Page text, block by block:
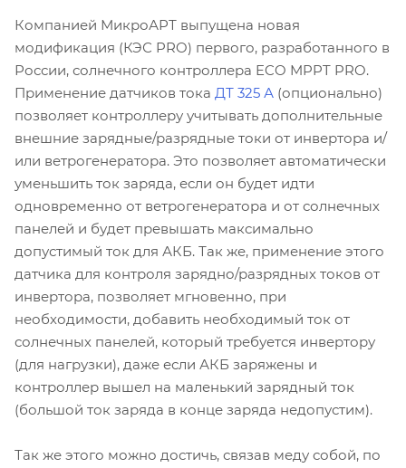
Компанией МикроАРТ выпущена новая
модификация (КЭС PRO) первого, разработанного в
России, солнечного контроллера ECO MPPT PRO.
Применение датчиков тока ДТ 325 А (опционально)
позволяет контроллеру учитывать дополнительные
внешние зарядные/разрядные токи от инвертора и/
или ветрогенератора. Это позволяет автоматически
уменьшить ток заряда, если он будет идти
одновременно от ветрогенератора и от солнечных
панелей и будет превышать максимально
допустимый ток для АКБ. Так же, применение этого
датчика для контроля зарядно/разрядных токов от
инвертора, позволяет мгновенно, при
необходимости, добавить необходимый ток от
солнечных панелей, который требуется инвертору
(для нагрузки), даже если АКБ заряжены и
контроллер вышел на маленький зарядный ток
(большой ток заряда в конце заряда недопустим).
Так же этого можно достичь, связав меду собой, по